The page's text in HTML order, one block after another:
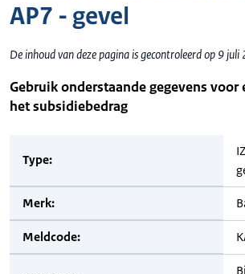
AP7 - gevel
De inhoud van deze pagina is gecontroleerd op 9
Gebruik onderstaande gegevens voor
het subsidiebedrag
Type:
Merk:
Meldcode: